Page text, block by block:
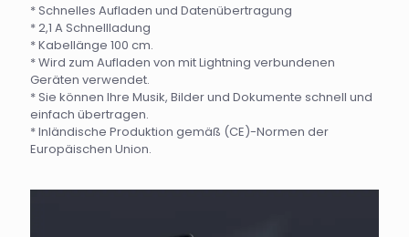
* Schnelles Aufladen und Datenübertragung
* 2,1 A Schnellladung
* Kabellänge 100 cm.
* Wird zum Aufladen von mit Lightning verbundenen
Geräten verwendet.
* Sie können Ihre Musik, Bilder und Dokumente schnell und
einfach übertragen.
* Inländische Produktion gemäß (CE)-Normen der
Europäischen Union.